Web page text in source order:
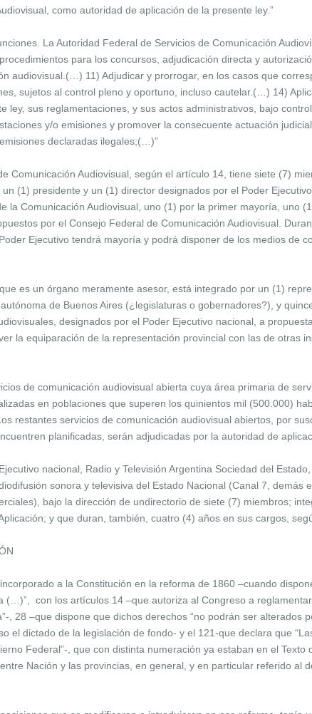
como autoridad de aplicación de la presente ley.”
La Autoridad Federal de Servicios de Comunicación
para los concursos, adjudicación directa y
audiovisual.(…) 11) Adjudicar y prorrogar, en los casos que
sujetos al control pleno y oportuno, incluso cautelar.(…) 14)
ley, sus reglamentaciones, y sus actos administrativos, bajo
y/o emisiones y promover la consecuente actuación
declaradas ilegales;(…)”
Comunicación Audiovisual, según el artículo 14, tiene siete (7)
(1) presidente y un (1) director designados por el Poder
la Comunicación Audiovisual, uno (1) por la primer mayoría, uno
por el Consejo Federal de Comunicación Audiovisual.
Ejecutivo tendrá mayoría y podrá disponer de los medios de
es un órgano meramente asesor, está integrado por un (1)
de Buenos Aires (¿legislaturas o gobernadores?), y
designados por el Poder Ejecutivo nacional, a
la equiparación de la representación provincial con las de otras
de comunicación audiovisual abierta cuya área primaria de
en poblaciones que superen los quinientos mil (500.000)
restantes servicios de comunicación audiovisual abiertos, por
planificadas, serán adjudicadas por la autoridad de
nacional, Radio y Televisión Argentina Sociedad del
sonora y televisiva del Estado Nacional (Canal 7, demás
bajo la dirección de undirectorio de siete (7) miembros;
y que duran, también, cuatro (4) años en sus cargos,
a la Constitución en la reforma de 1860 –cuando
(…)”, con los artículos 14 –que autoriza al Congreso a
, 28 –que dispone que dichos derechos “no podrán ser alterados
el dictado de la legislación de fondo- y el 121-que declara que
Federal”-, que con distinta numeración ya estaban en el Texto
Nación y las provincias, en general, y en particular referido al